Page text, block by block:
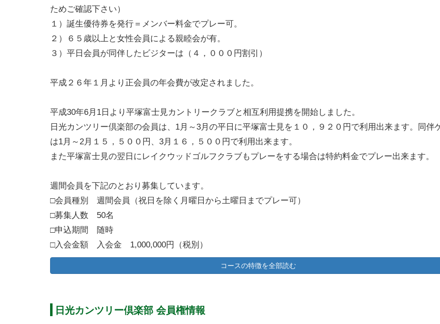
ためご確認下さい）
１）誕生優待券を発行＝メンバー料金でプレー可。
２）６５歳以上と女性会員による親睦会が有。
３）平日会員が同伴したビジターは（４，０００円割引）
平成２６年１月より正会員の年会費が改定されました。
平成30年6月1日より平塚富士見カントリークラブと相互利用提携を開始しました。
日光カンツリー倶楽部の会員は、1月～3月の平日に平塚富士見を１０，９２０円で利用出来ます。同伴
は1月～2月１５，５００円、3月１６，５００円で利用出来ます。
また平塚富士見の翌日にレイクウッドゴルフクラブもプレーをする場合は特約料金でプレー出来ます。
週間会員を下記のとおり募集しています。
□会員種別 週間会員（祝日を除く月曜日から土曜日までプレー可）
□募集人数 50名
□申込期間 随時
□入会金額 入会金 1,000,000円（税別）
□年会費 45,000円（税別）
□入会条件
②必要書類を倶楽部へ郵送する。
③入会申込書を倶楽部内に3週間掲示する。
コースの特徴を全部読む
日光カンツリー倶楽部 会員権情報